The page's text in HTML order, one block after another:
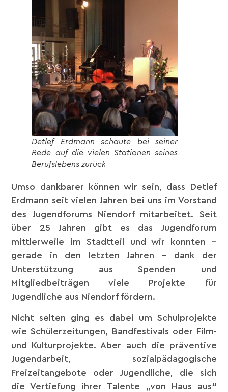
Detlef Erdmann schaute bei seiner
Rede auf die vielen Stationen seines
Berufslebens zurück
Umso dankbarer können wir sein, dass Detlef
Erdmann seit vielen Jahren bei uns im Vorstand
des Jugendforums Niendorf mitarbeitet. Seit
über 25 Jahren gibt es das Jugendforum
mittlerweile im Stadtteil und wir konnten –
gerade in den letzten Jahren – dank der
Unterstützung aus Spenden und
Mitgliedbeiträgen viele Projekte für
Jugendliche aus Niendorf fördern.
Nicht selten ging es dabei um Schulprojekte
wie Schülerzeitungen, Bandfestivals oder Film-
und Kulturprojekte. Aber auch die präventive
Jugendarbeit, sozialpädagogische
Freizeitangebote oder Jugendliche, die sich
die Vertiefung ihrer Talente „von Haus aus“